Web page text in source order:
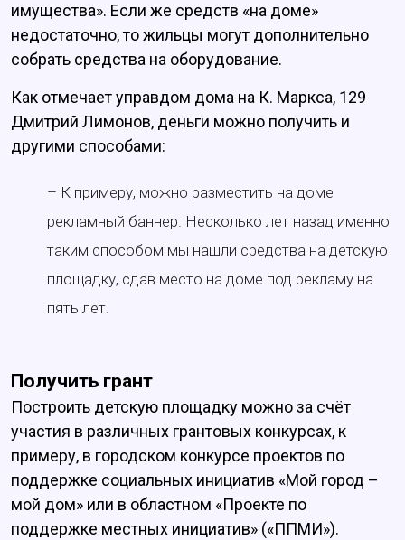
имущества». Если же средств «на доме»
недостаточно, то жильцы могут дополнительно
собрать средства на оборудование.
Как отмечает управдом дома на К. Маркса, 129
Дмитрий Лимонов, деньги можно получить и
другими способами:
– К примеру, можно разместить на доме
рекламный баннер. Несколько лет назад именно
таким способом мы нашли средства на детскую
площадку, сдав место на доме под рекламу на
пять лет.
Получить грант
Построить детскую площадку можно за счёт
участия в различных грантовых конкурсах, к
примеру, в городском конкурсе проектов по
поддержке социальных инициатив «Мой город –
мой дом» или в областном «Проекте по
поддержке местных инициатив» («ППМИ»).